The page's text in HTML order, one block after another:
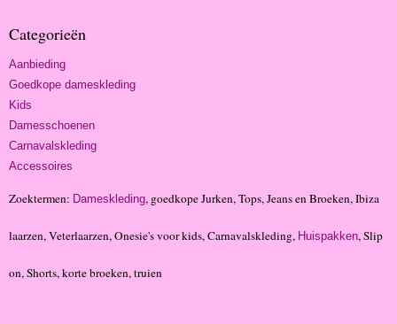
Categorieën
Aanbieding
Goedkope dameskleding
Kids
Damesschoenen
Carnavalskleding
Accessoires
Zoektermen: Dameskleding, goedkope Jurken, Tops, Jeans en Broeken, Ibiza
laarzen, Veterlaarzen, Onesie's voor kids, Carnavalskleding, Huispakken, Slip
on, Shorts, korte broeken, truien